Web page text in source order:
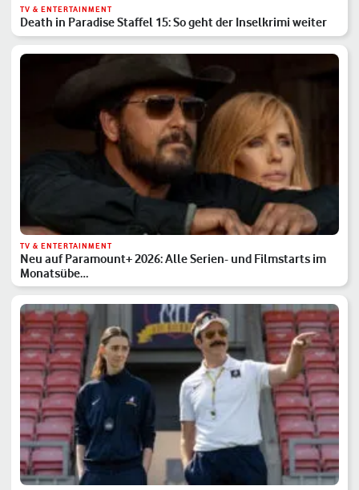
TV & ENTERTAINMENT
Death in Paradise Staffel 15: So geht der Inselkrimi weiter
TV & ENTERTAINMENT
Neu auf Paramount+ 2026: Alle Serien- und Filmstarts im
Monatsübe…